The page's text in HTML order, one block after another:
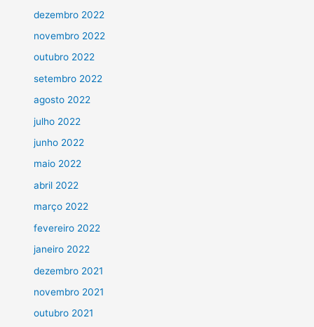
dezembro 2022
novembro 2022
outubro 2022
setembro 2022
agosto 2022
julho 2022
junho 2022
maio 2022
abril 2022
março 2022
fevereiro 2022
janeiro 2022
dezembro 2021
novembro 2021
outubro 2021